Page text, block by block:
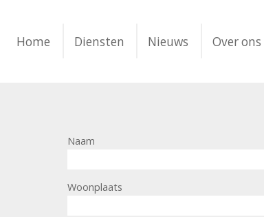
Home Diensten Nieuws Over ons
Naam
Woonplaats